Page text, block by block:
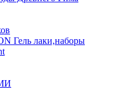
Гель лаки,наборы